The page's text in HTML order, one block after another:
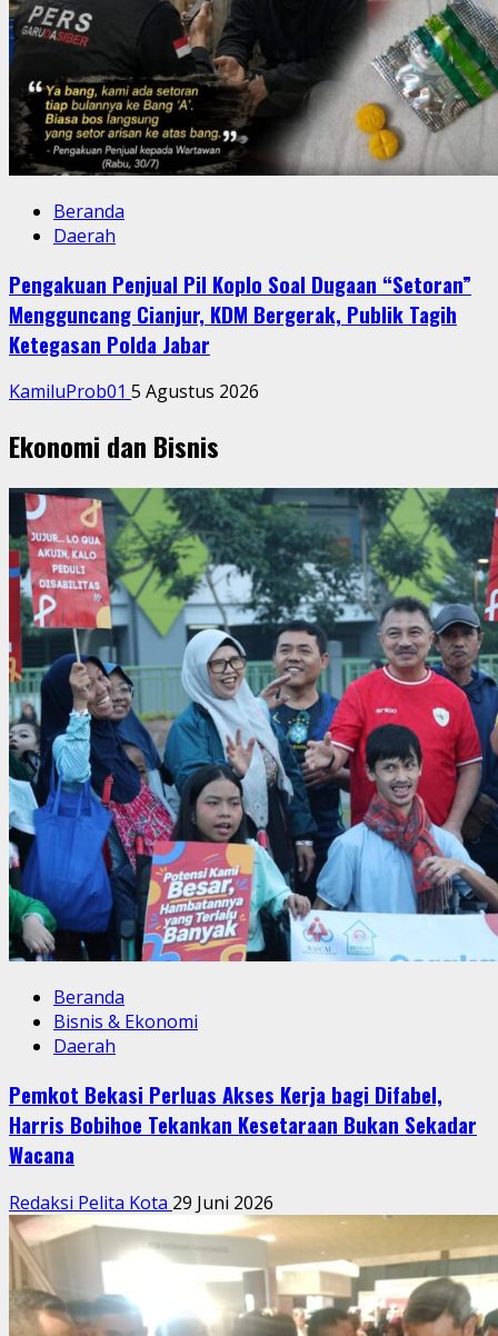
Beranda
Daerah
Pengakuan Penjual Pil Koplo Soal Dugaan “Setoran”
Mengguncang Cianjur, KDM Bergerak, Publik Tagih
Ketegasan Polda Jabar
KamiluProb01 5 Agustus 2026
Ekonomi dan Bisnis
Beranda
Bisnis & Ekonomi
Daerah
Pemkot Bekasi Perluas Akses Kerja bagi Difabel,
Harris Bobihoe Tekankan Kesetaraan Bukan Sekadar
Wacana
Redaksi Pelita Kota 29 Juni 2026